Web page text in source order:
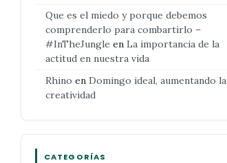
Que es el miedo y porque debemos
comprenderlo para combartirlo –
#InTheJungle en La importancia de la
actitud en nuestra vida
Rhino en Domingo ideal, aumentando la
creatividad
CATEGORÍAS